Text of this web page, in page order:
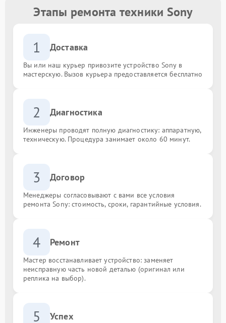
Этапы ремонта техники Sony
1 Доставка
Вы или наш курьер привозите устройство Sony в
мастерскую. Вызов курьера предоставляется бесплатно
2 Диагностика
Инженеры проводят полную диагностику: аппаратную,
техническую. Процедура занимает около 60 минут.
3 Договор
Менеджеры согласовывают с вами все условия
ремонта Sony: стоимость, сроки, гарантийные условия.
4 Ремонт
Мастер восстанавливает устройство: заменяет
неисправную часть новой деталью (оригинал или
реплика на выбор).
5 Успех